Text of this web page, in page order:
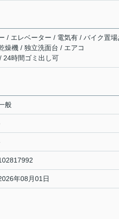
/ エレベーター / 電気有 / バイク置場
燥機 / 独立洗面台 / エアコ
24時間ゴミ出し可
般
年08月01日